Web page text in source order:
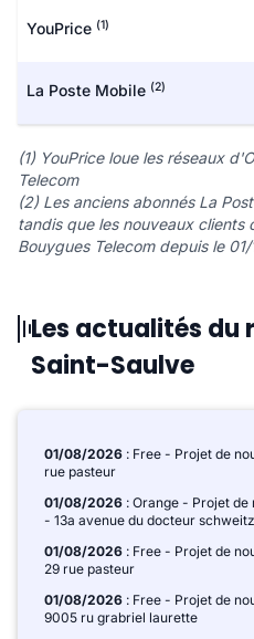
YouPrice (1)
La Poste Mobile (2)
(1) YouPrice loue les réseaux
Telecom
(2) Les anciens abonnés La
tandis que les nouveaux clients
Bouygues Telecom depuis le
Les actualités du
Saint-Saulve
01/08/2026 : Free - Projet de
rue pasteur
01/08/2026 : Orange - Projet de
- 13a avenue du docteur
01/08/2026 : Free - Projet de
29 rue pasteur
01/08/2026 : Free - Projet de
9005 ru grabriel laurette